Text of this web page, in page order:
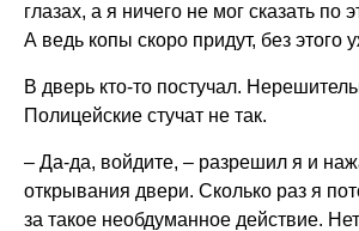
глазах, а я ничего не мог сказать по
А ведь копы скоро придут, без этого
В дверь кто-то постучал.
Полицейские стучат не так.
– Да-да, войдите, – разрешил я и
открывания двери. Сколько раз я
за такое необдуманное действие.